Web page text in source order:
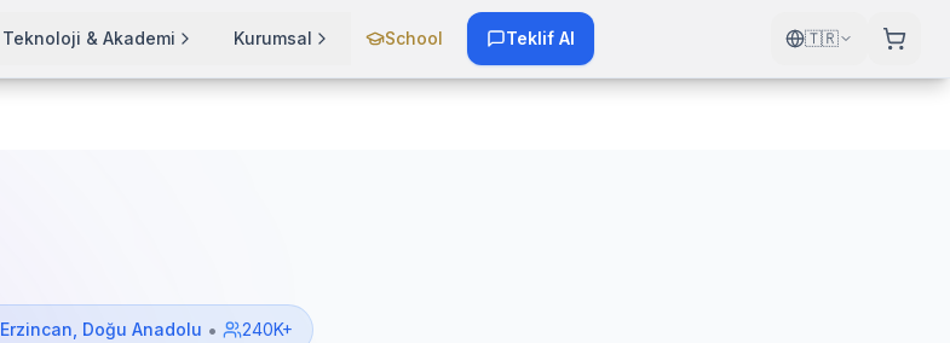
Teknoloji & Akademi Kurumsal School Teklif Al 🇹🇷
Erzincan Doğu Anadolu • 240K+